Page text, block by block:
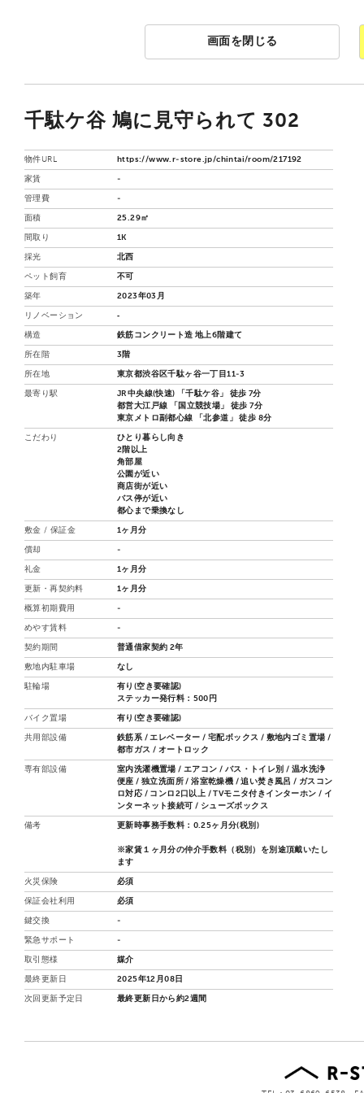
画面を閉じる
千駄ケ谷 鳩に見守られて 302
物件URL https://www.r-store.jp/chintai/room/217192
家賃 -
管理費 -
面積 25.29㎡
間取り 1K
採光 北西
ペット飼育 不可
築年 2023年03月
リノベーション ‐
構造 鉄筋コンクリート造 地上6階建て
所在階 3階
所在地 東京都渋谷区千駄ヶ谷一丁目11-3
最寄り駅
JR中央線(快速) 「千駄ケ谷」 徒歩 7分
都営大江戸線 「国立競技場」 徒歩 7分
東京メトロ副都心線 「北参道」 徒歩 8分
こだわり
ひとり暮らし向き
2階以上
角部屋
公園が近い
商店街が近い
バス停が近い
都心まで乗換なし
敷金 / 保証金 1ヶ月分
償却 -
礼金 1ヶ月分
更新・再契約料 1ヶ月分
概算初期費用 -
めやす賃料 -
契約期間 普通借家契約 2年
敷地内駐車場 なし
駐輪場
有り(空き要確認)
ステッカー発行料：500円
バイク置場 有り(空き要確認)
共用部設備
鉄筋系 / エレベーター / 宅配ボックス / 敷地内ゴミ置場 /
都市ガス / オートロック
専有部設備
室内洗濯機置場 / エアコン / バス・トイレ別 / 温水洗浄
便座 / 独立洗面所 / 浴室乾燥機 / 追い焚き風呂 / ガスコン
ロ対応 / コンロ2口以上 / TVモニタ付きインターホン / イ
ンターネット接続可 / シューズボックス
備考 更新時事務手数料：0.25ヶ月分(税別)
※家賃１ヶ月分の仲介手数料（税別）を別途頂戴いたし
ます
火災保険 必須
保証会社利用 必須
鍵交換 -
緊急サポート -
取引態様 媒介
最終更新日 2025年12月08日
次回更新予定日 最終更新日から約2週間